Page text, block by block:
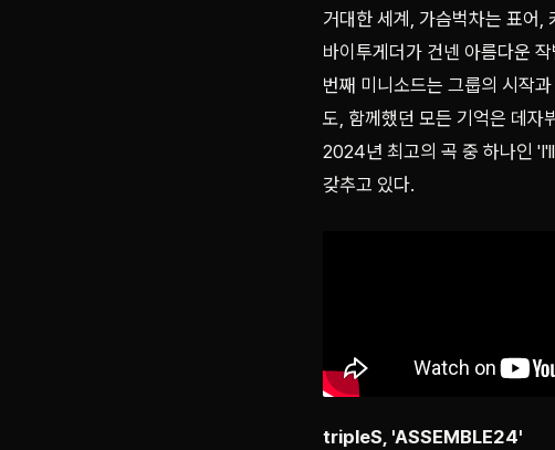
거대한 세계, 가슴벅차는 표어,
바이투게더가 건넨 아름다운
번째 미니소드는 그룹의 시작
도, 함께했던 모든 기억은 데자
2024년 최고의 곡 중 하나인
갖추고 있다.
tripleS, 'ASSEMBLE24'